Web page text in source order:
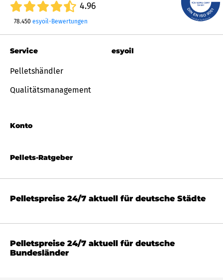
4.96
78.450 esyoil-Bewertungen
Pellets-Ratgeber
Service
Pelletshändler
Qualitätsmanagement
Konto
esyoil
Pelletspreise 24/7 aktuell für deutsche Städte
Pelletspreise 24/7 aktuell für deutsche
Bundesländer